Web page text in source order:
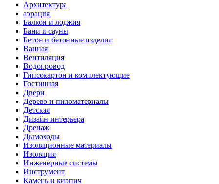
Архитектура
аэрация
Балкон и лоджия
Бани и сауны
Бетон и бетонные изделия
Ванная
Вентиляция
Водопровод
Гипсокартон и комплектующие
Гостинная
Двери
Дерево и пиломатериалы
Детская
Дизайн интерьера
Дренаж
Дымоходы
Изоляционные материалы
Изоляция
Инженерные системы
Инструмент
Камень и кирпич